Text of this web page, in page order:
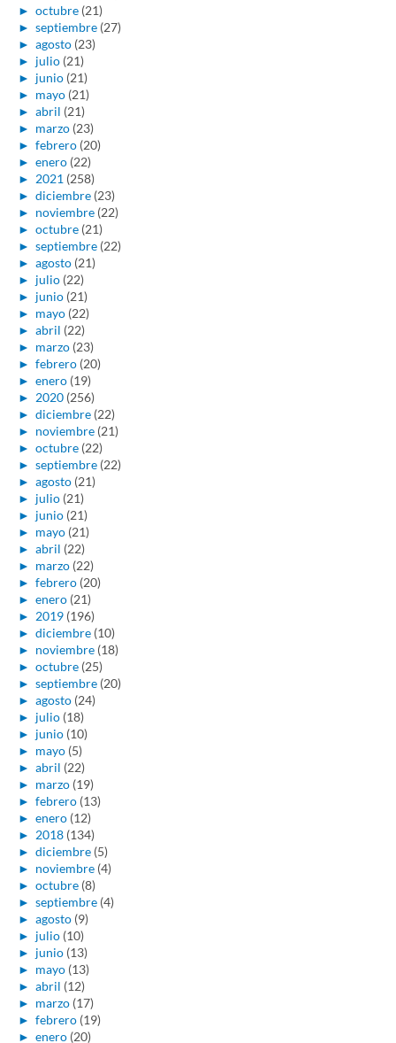
► octubre (21)
► septiembre (27)
► agosto (23)
► julio (21)
► junio (21)
► mayo (21)
► abril (21)
► marzo (23)
► febrero (20)
► enero (22)
► 2021 (258)
► diciembre (23)
► noviembre (22)
► octubre (21)
► septiembre (22)
► agosto (21)
► julio (22)
► junio (21)
► mayo (22)
► abril (22)
► marzo (23)
► febrero (20)
► enero (19)
► 2020 (256)
► diciembre (22)
► noviembre (21)
► octubre (22)
► septiembre (22)
► agosto (21)
► julio (21)
► junio (21)
► mayo (21)
► abril (22)
► marzo (22)
► febrero (20)
► enero (21)
► 2019 (196)
► diciembre (10)
► noviembre (18)
► octubre (25)
► septiembre (20)
► agosto (24)
► julio (18)
► junio (10)
► mayo (5)
► abril (22)
► marzo (19)
► febrero (13)
► enero (12)
► 2018 (134)
► diciembre (5)
► noviembre (4)
► octubre (8)
► septiembre (4)
► agosto (9)
► julio (10)
► junio (13)
► mayo (13)
► abril (12)
► marzo (17)
► febrero (19)
► enero (20)